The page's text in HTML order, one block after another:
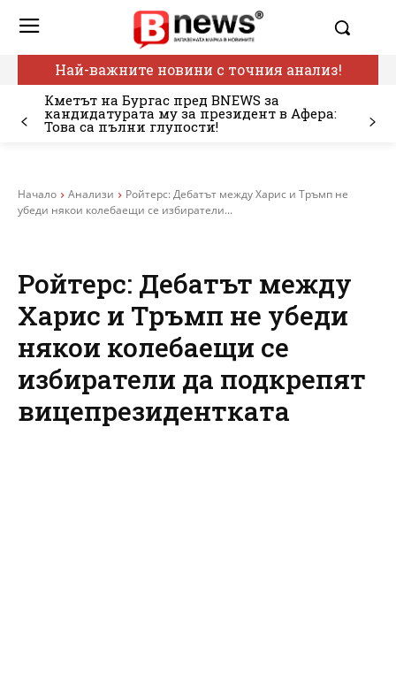
Най-важните новини с точния анализ!
Кметът на Бургас пред BNEWS за
кандидатурата му за президент в Афера:
Това са пълни глупости!
Начало Анализи
Ройтерс: Дебатът между Харис и Тръмп не
убеди някои колебаещи се избиратели...
Ройтерс: Дебатът между
Харис и Тръмп не убеди
някои колебаещи се
избиратели да подкрепят
вицепрезидентката